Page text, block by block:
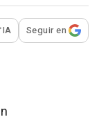
para
IA Seguir en